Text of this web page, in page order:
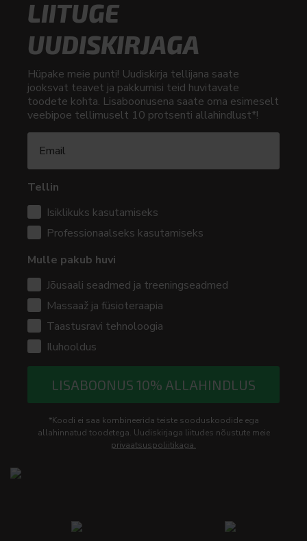
LIITUGE
UUDISKIRJAGA
Hüpake meie punti! Uudiskirja tellijana saate
jooksvat teavet ja pakkumisi teid huvitavate
toodete kohta. Lisaboonusena saate oma esimeselt
veebipoe tellimuselt 10 protsenti allahindlust*!
Tellin
Isiklikuks kasutamiseks
Professionaalseks kasutamiseks
Mulle pakub huvi
Jõusaali seadmed ja treeningseadmed
Massaaž ja füsioteraapia
Taastusravi tehnoloogia
Iluhooldus
LISABOONUS 10% ALLAHINDLUS
*Koodi ei saa kombineerida teiste sooduskoodide ega
allahinnatud toodetega. Uudiskirjaga liitudes nõustute meie
privaatsuspoliitikaga.